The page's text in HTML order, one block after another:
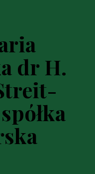
dr H.